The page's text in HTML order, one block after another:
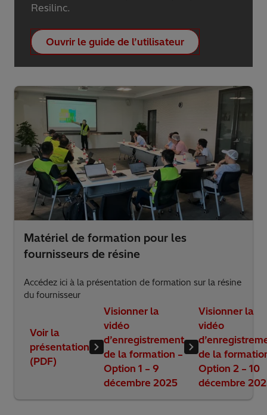
Resilinc.
Ouvrir le guide de l’utilisateur
Matériel de formation pour les
fournisseurs de résine
Accédez ici à la présentation de formation sur la résine
du fournisseur
Voir la
présentation
(PDF)
Visionner la
vidéo
d’enregistrement
de la formation –
Option 1 – 9
décembre 2025
Visionner la
vidéo
de la
Option 2 – 10
décembre